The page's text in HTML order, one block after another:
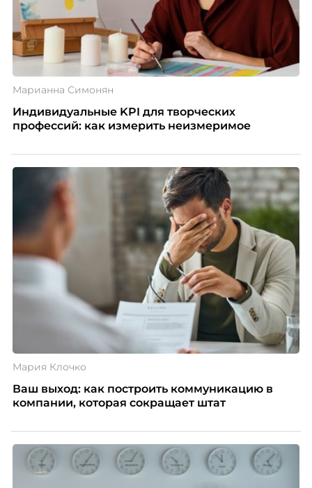
Марианна Симонян
Индивидуальные KPI для творческих
профессий: как измерить неизмеримое
Мария Клочко
Ваш выход: как построить коммуникацию в
компании, которая сокращает штат